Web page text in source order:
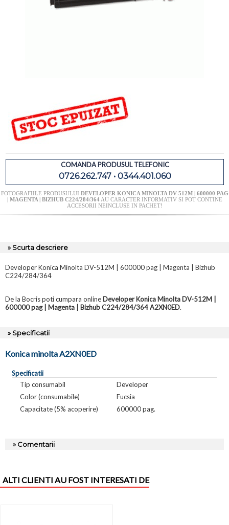
COMANDA PRODUSUL TELEFONIC
0726.262.747 • 0344.401.060
FOTOGRAFIILE PRODUSULUI DEVELOPER KONICA MINOLTA DV-512M | 600000 PAG
| MAGENTA | BIZHUB C224/284/364AU CARACTER INFORMATIV SI POT CONTINE
ACCESORII NEINCLUSE IN PACHET!
» Scurta descriere
Developer Konica Minolta DV-512M | 600000 pag | Magenta | Bizhub
C224/284/364
De la Bocris poti cumpara online Developer Konica Minolta DV-512M |
600000 pag | Magenta | Bizhub C224/284/364 A2XN0ED.
» Specificatii
Konica minolta A2XN0ED
Specificatii
Tip consumabil
Developer
Color (consumabile)
Fucsia
Capacitate (5% acoperire)
600000 pag.
» Comentarii
ALTI CLIENTI AU FOST INTERESATI DE